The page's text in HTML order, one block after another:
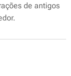
de antigos